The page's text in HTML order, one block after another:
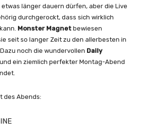
länger dauern dürfen, aber die Live
durchgerockt, dass sich wirklich
Monster Magnet bewiesen
seit so langer Zeit zu den allerbesten in
noch die wundervollen Daily
ein ziemlich perfekter Montag-Abend
des Abends: